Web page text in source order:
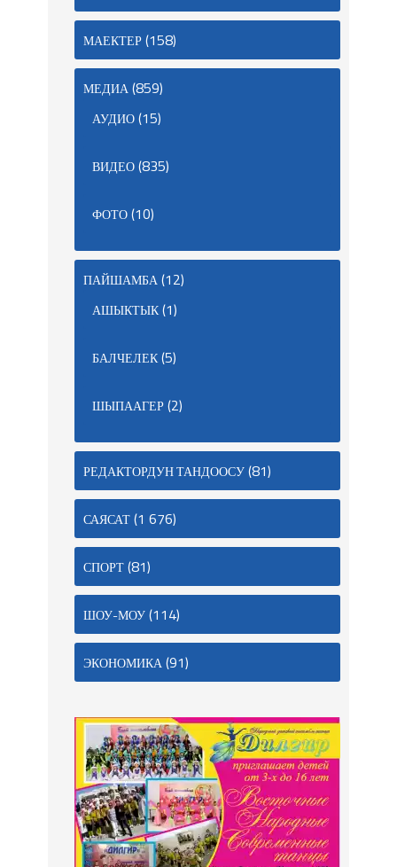
МАЕКТЕР(158)
МЕДИА(859)
АУДИО(15)
ВИДЕО(835)
ФОТО(10)
ПАЙШАМБА(12)
АШЫКТЫК(1)
БАЛЧЕЛЕК(5)
ШЫПААГЕР(2)
РЕДАКТОРДУН ТАНДООСУ(81)
САЯСАТ(1 676)
СПОРТ(81)
ШОУ-МОУ(114)
ЭКОНОМИКА(91)